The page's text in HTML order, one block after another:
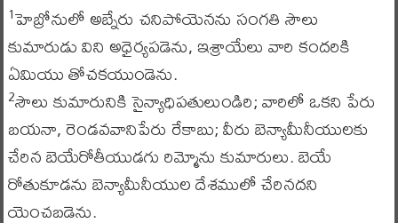
1హెబ్రోనులో అబ్నేరు చనిపోయెనను సంగతి సౌలు
కుమారుడు విని అధైర్యపడెను, ఇశ్రాయేలు వారి కందరికి
ఏమియు తోచకయుండెను.
2సౌలు కుమారునికి సైన్యాధిపతులుండిరి; వారిలో ఒకని పేరు
బయనా, రెండవవానిపేరు రేకాబు; వీరు బెన్యామీనీయులకు
చేరిన బెయేరోతీయుడగు రిమ్మోను కుమారులు. బెయే
రోతుకూడను బెన్యామీనీయుల దేశములో చేరినదని
యెంచబడెను.